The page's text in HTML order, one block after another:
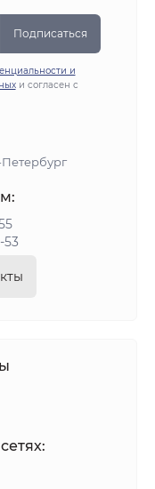
Подписаться
и
и согласен с
53